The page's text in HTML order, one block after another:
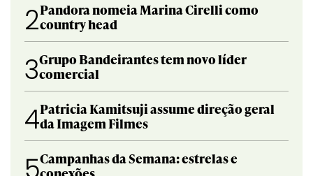
2Pandora nomeia Marina Cirelli como
country head
3Grupo Bandeirantes tem novo líder
comercial
4Patricia Kamitsuji assume direção geral
da Imagem Filmes
Campanhas da Semana: estrelas e